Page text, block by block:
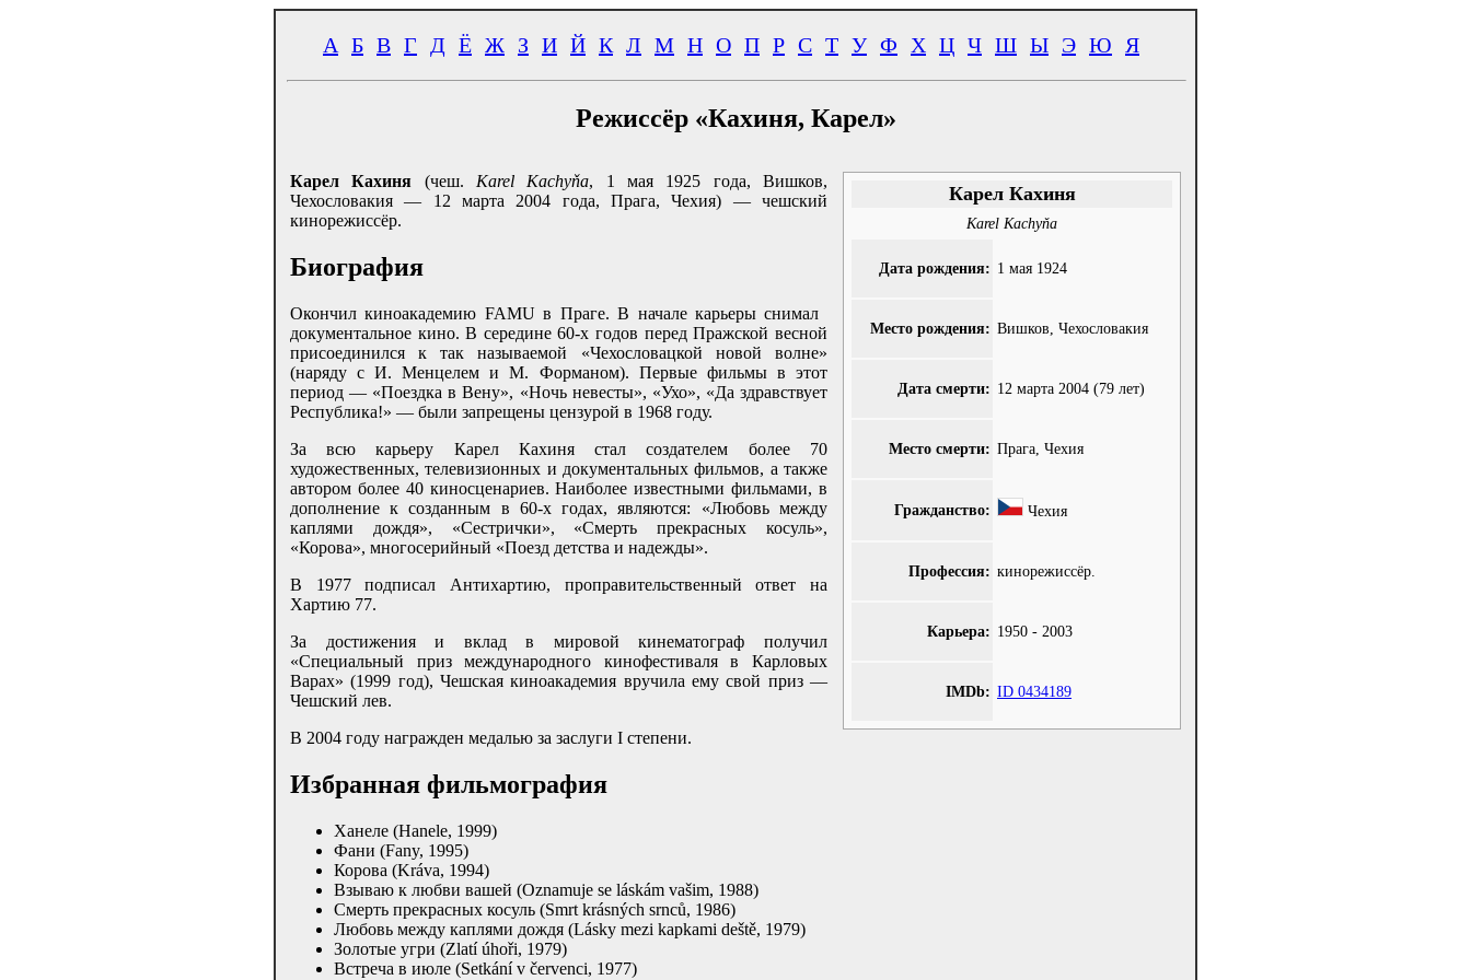
А Б В Г Д Ё Ж З И Й К Л М Н О П Р С Т У Ф Х Ц Ч Ш Ы Э Ю Я
Режиссёр «Кахиня, Карел»
Карел Кахиня
Karel Kachyňa
Дата рождения: 1 мая 1924
Место рождения: Вишков, Чехословакия
Дата смерти: 12 марта 2004 (79 лет)
Место смерти: Прага, Чехия
Гражданство: Чехия
Профессия: кинорежиссёр.
Карьера: 1950 - 2003
IMDb: ID 0434189
Карел Кахиня (чеш. Karel Kachyňa, 1 мая 1925 года, Вишков,
Чехословакия — 12 марта 2004 года, Прага, Чехия) — чешский
кинорежиссёр.
Биография
Окончил киноакадемию FAMU в Праге. В начале карьеры снимал ​​
документальное кино. В середине 60-х годов перед Пражской весной
присоединился к так называемой «Чехословацкой новой волне»
(наряду с И. Менцелем и М. Форманом). Первые фильмы в этот
период — «Поездка в Вену», «Ночь невесты», «Ухо», «Да здравствует
Республика!» — были запрещены цензурой в 1968 году.
За всю карьеру Карел Кахиня стал создателем более 70
художественных, телевизионных и документальных фильмов, а также
автором более 40 киносценариев. Наиболее известными фильмами, в
дополнение к созданным в 60-х годах, являются: «Любовь между
каплями дождя», «Сестрички», «Смерть прекрасных косуль»,
«Корова», многосерийный «Поезд детства и надежды».
В 1977 подписал Антихартию, проправительственный ответ на
Хартию 77.
За достижения и вклад в мировой кинематограф получил
«Специальный приз международного кинофестиваля в Карловых
Варах» (1999 год), Чешская киноакадемия вручила ему свой ​​приз —
Чешский лев.
В 2004 году награжден медалью за заслуги I степени.
Избранная фильмография
Ханеле (Hanele, 1999)
Фани (Fany, 1995)
Корова (Kráva, 1994)
Взываю к любви вашей (Oznamuje se láskám vašim, 1988)
Смерть прекрасных косуль (Smrt krásných srnců, 1986)
Любовь между каплями дождя (Lásky mezi kapkami deště, 1979)
Золотые угри (Zlatí úhoři, 1979)
Встреча в июле (Setkání v červenci, 1977)